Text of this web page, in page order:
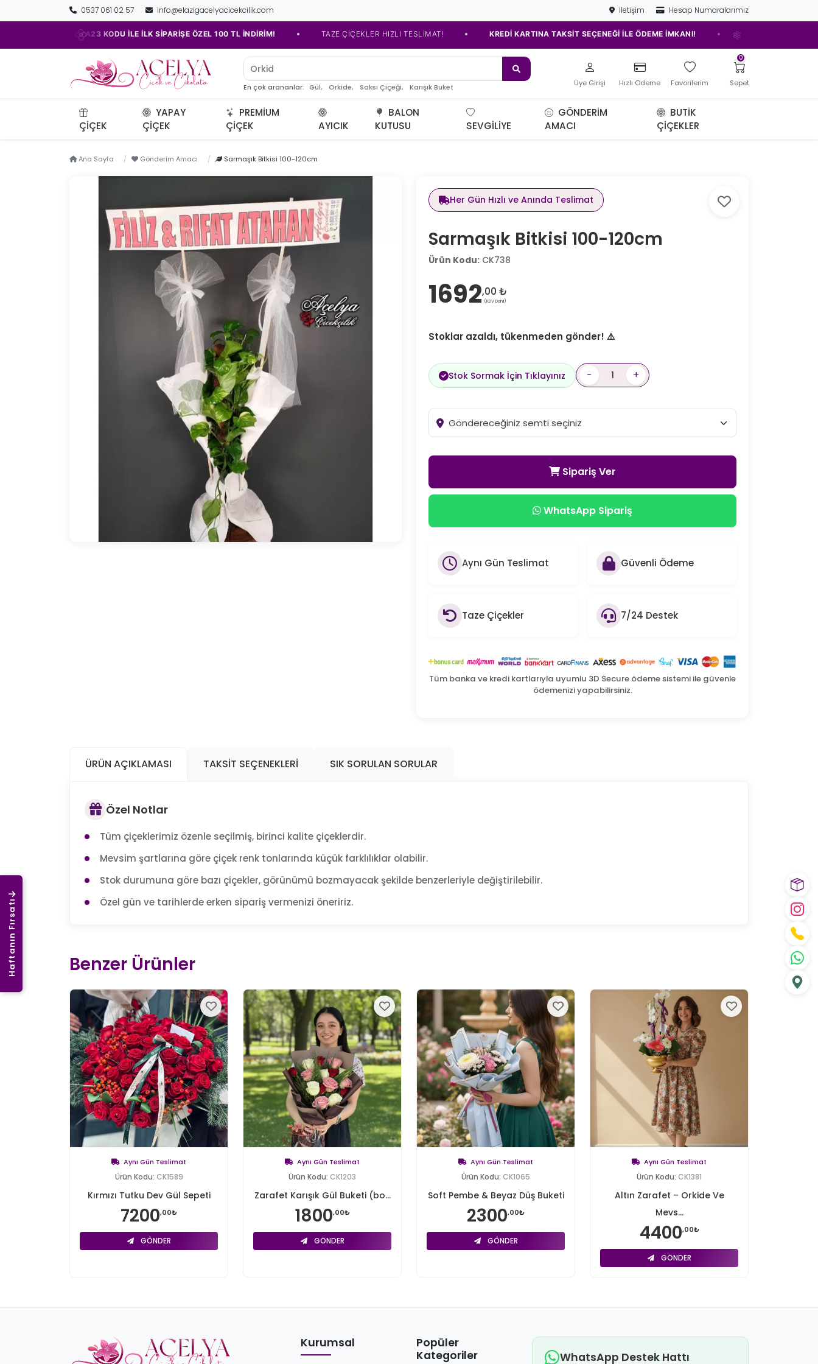
Haftanın Fırsatı
0537 061 02 57 info@elazigacelyacicekcilik.com İletişim Hesap Numaralarımız
ACELYA23 KODU İLE İLK SİPARİŞE ÖZEL 100 TL İNDİRİM! • TAZE ÇİÇEKLER HIZLI TESLİMAT! • KREDİ KARTINA TAKSİT SEÇENEĞİ İLE ÖDEME İMKANI! • ELAZIĞ'IN EN İYİ ÇİÇEKÇİSİ!
Orkide çiçeğ
En çok arananlar: Gül, Orkide, Saksı Çiçeği, Karışık Buket Üye Girişi Hızlı Ödeme Favorilerim Sepet
0
ÇIÇEK
YAPAY
ÇIÇEK
PREMIUM
ÇIÇEK
AYICIK
BALON
KUTUSU
SEVGILIYE
GÖNDERIM
AMACI
BUTIK
ÇIÇEKLER
Ana Sayfa Gönderim Amacı Sarmaşık Bitkisi 100-120cm
Her Gün Hızlı ve Anında Teslimat
Sarmaşık Bitkisi 100-120cm
Ürün Kodu: CK738
1692,00 ₺
(KDV Dahil)
Stoklar azaldı, tükenmeden gönder! ⚠️
Stok Sormak İçin Tıklayınız - +
Sipariş Ver
WhatsApp Sipariş
Aynı Gün Teslimat Güvenli Ödeme
Taze Çiçekler 7/24 Destek
Tüm banka ve kredi kartlarıyla uyumlu 3D Secure ödeme sistemi ile güvenle
ödemenizi yapabilirsiniz.
ÜRÜN AÇIKLAMASI TAKSIT SEÇENEKLERI SIK SORULAN SORULAR
Özel Notlar
Tüm çiçeklerimiz özenle seçilmiş, birinci kalite çiçeklerdir.
Mevsim şartlarına göre çiçek renk tonlarında küçük farklılıklar olabilir.
Stok durumuna göre bazı çiçekler, görünümü bozmayacak şekilde benzerleriyle değiştirilebilir.
Özel gün ve tarihlerde erken sipariş vermenizi öneririz.
Benzer Ürünler
Aynı Gün Teslimat
Ürün Kodu: CK1589
Kırmızı Tutku Dev Gül Sepeti
7200,00₺
GÖNDER
Aynı Gün Teslimat
Ürün Kodu: CK1203
Zarafet Karışık Gül Buketi (bo...
1800,00₺
GÖNDER
Aynı Gün Teslimat
Ürün Kodu: CK1065
Soft Pembe & Beyaz Düş Buketi
2300,00₺
GÖNDER
Aynı Gün Teslimat
Ürün Kodu: CK1381
Altın Zarafet – Orkide Ve
Mevs...
4400,00₺
GÖNDER
Kurumsal
Popüler
Kategoriler
WhatsApp Destek Hattı